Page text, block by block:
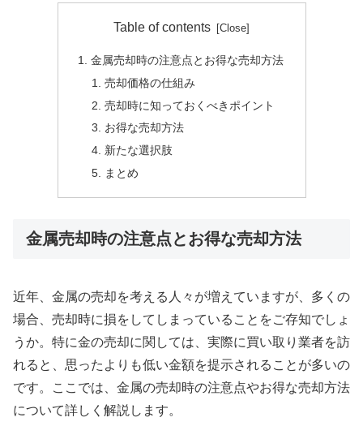
Table of contents
金属売却時の注意点とお得な売却方法
売却価格の仕組み
売却時に知っておくべきポイント
お得な売却方法
新たな選択肢
まとめ
金属売却時の注意点とお得な売却方法
近年、金属の売却を考える人々が増えていますが、多くの
場合、売却時に損をしてしまっていることをご存知でしょ
うか。特に金の売却に関しては、実際に買い取り業者を訪
れると、思ったよりも低い金額を提示されることが多いの
です。ここでは、金属の売却時の注意点やお得な売却方法
について詳しく解説します。